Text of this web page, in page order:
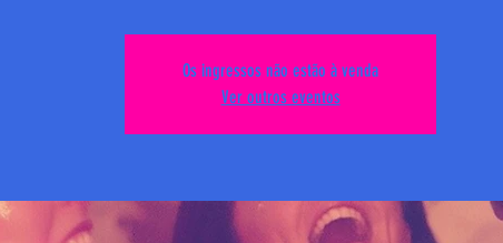
Os ingressos não estão à venda
Ver outros eventos